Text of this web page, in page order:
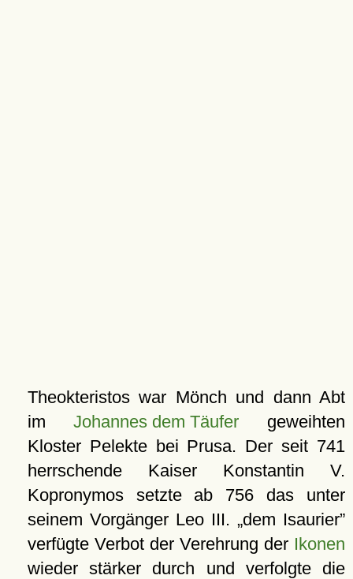
Theokteristos war Mönch und dann Abt
imJohannes dem Täufer geweihten
Kloster Pelekte bei Prusa. Der seit 741
herrschende Kaiser Konstantin V.
Kopronymos setzte ab 756 das unter
seinem Vorgänger Leo III.
dem Isaurier
verfügte Verbot der Verehrung der Ikonen
wieder stärker durch und verfolgte die